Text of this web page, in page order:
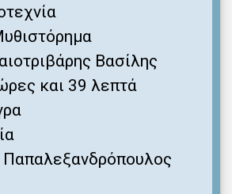
Βασίλης
και 39 λεπτά
Παπαλεξανδρόπουλος